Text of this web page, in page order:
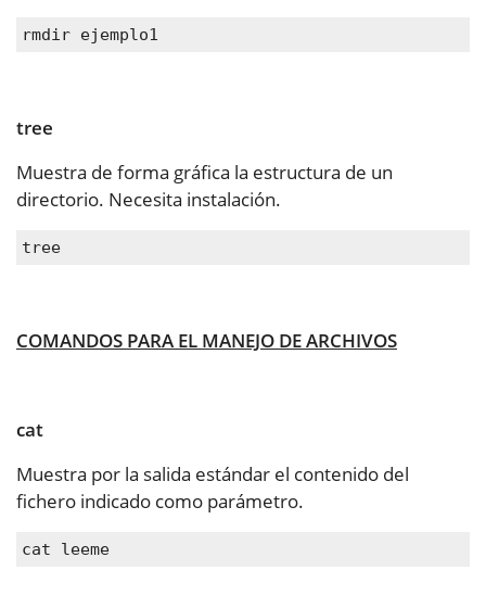
rmdir ejemplo1
tree
Muestra de forma gráfica la estructura de un
directorio. Necesita instalación.
tree
COMANDOS PARA EL MANEJO DE ARCHIVOS
cat
Muestra por la salida estándar el contenido del
fichero indicado como parámetro.
cat leeme